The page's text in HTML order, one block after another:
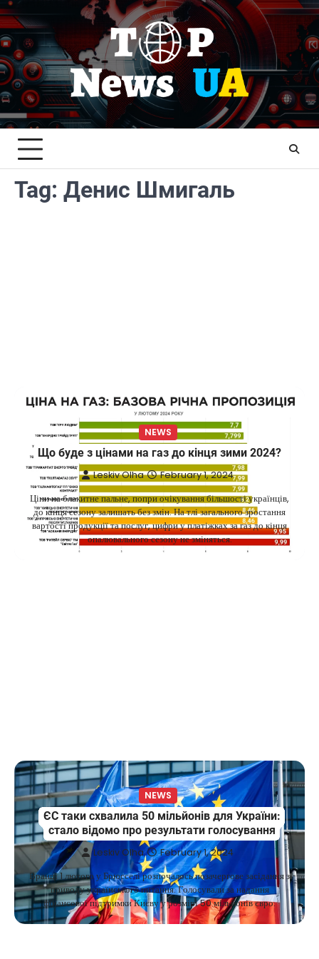
Skip
to
content
Tag: Денис Шмигаль
NEWS
Що буде з цінами на газ до кінця зими 2024?
Leskiv Olha February 1, 2024
Ціни на блакитне пальне, попри очікування більшості українців,
до кінця сезону залишать без змін. На тлі загального зростання
вартості продукції та послуг, цифри у платіжках за газ до кінця
опалювального сезону не зміняться.
NEWS
ЄС таки схвалила 50 мільйонів для України:
стало відомо про результати голосування
Leskiv Olha February 1, 2024
Вранці 1 лютого у Брюсселі розпочалось позачергове засідання з
приводу українського питання. Голосували за надання
фінансової підтримки Києву у розмірі 50 мільйонів євро.